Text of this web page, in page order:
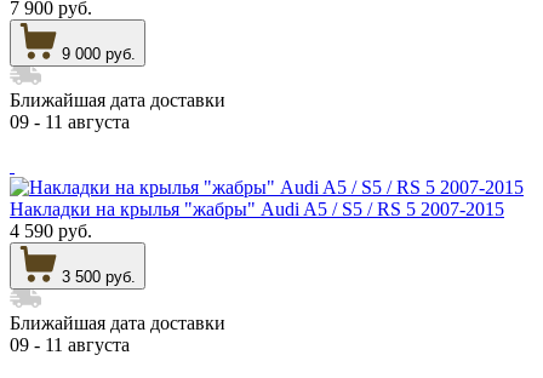
7 900 руб.
9 000 руб.
Ближайшая дата доставки
09 - 11 августа
Накладки на крылья "жабры" Audi A5 / S5 / RS 5 2007-2015
4 590 руб.
3 500 руб.
Ближайшая дата доставки
09 - 11 августа